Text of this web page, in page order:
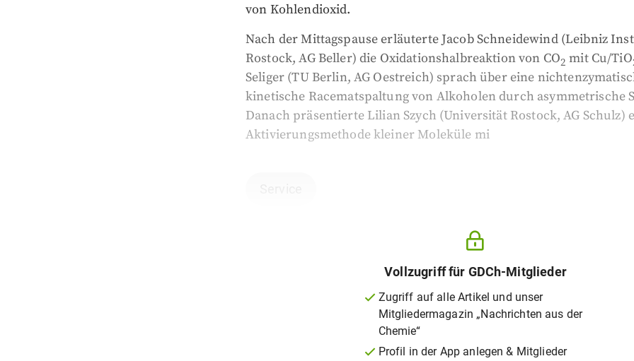
von Kohlendioxid.
Nach der Mittagspause erläuterte Jacob Schneidewind (Leibniz
Rostock, AG Beller) die Oxidationshalbreaktion von CO2 mit Cu/TiO
Seliger (TU Berlin, AG Oestreich) sprach über eine
kinetische Racematspaltung von Alkoholen durch asymmetrische
Danach präsentierte Lilian Szych (Universität Rostock, AG Schulz)
Aktivierungsmethode kleiner Moleküle mi
Vollzugriff für GDCh-Mitglieder
Zugriff auf alle Artikel und unser
Mitgliedermagazin „Nachrichten aus der
Chemie“
Profil in der App anlegen & Mitglieder